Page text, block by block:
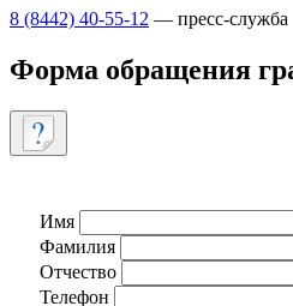
8 (8442) 40-55-12 — пресс-служба
Форма обращения
Имя
Фамилия
Отчество
Телефон